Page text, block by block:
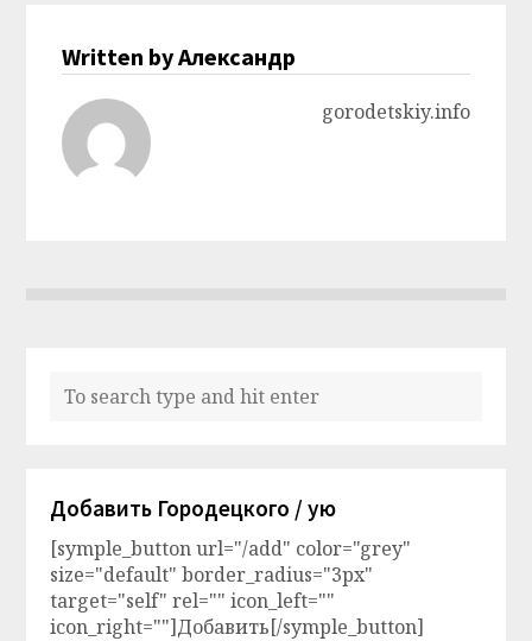
Written by Александр
gorodetskiy.info
Добавить Городецкого / ую
[symple_button url="/add" color="grey"
size="default" border_radius="3px"
target="self" rel="" icon_left=""
icon_right=""]Добавить[/symple_button]